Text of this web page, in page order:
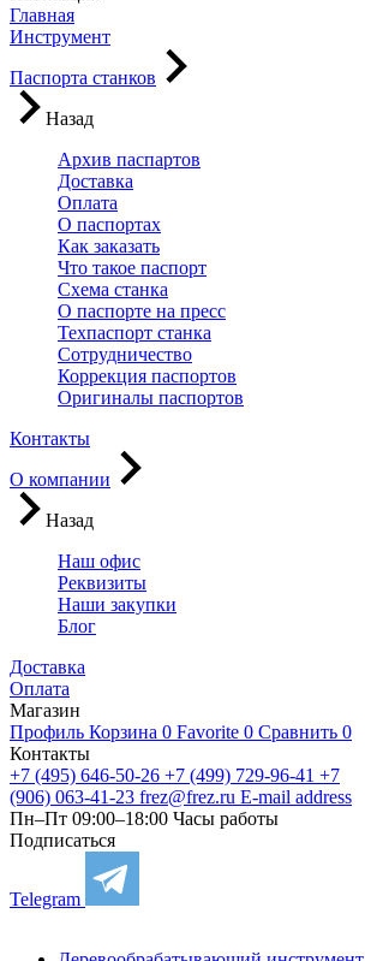
Главная
Инструмент
Паспорта станков
Назад
Архив паспартов
Доставка
Оплата
О паспортах
Как заказать
Что такое паспорт
Схема станка
О паспорте на пресс
Техпаспорт станка
Сотрудничество
Коррекция паспортов
Оригиналы паспортов
Контакты
О компании
Назад
Наш офис
Реквизиты
Наши закупки
Блог
Доставка
Оплата
Магазин
Профиль Корзина 0 Favorite 0 Сравнить 0
Контакты
+7 (495) 646-50-26 +7 (499) 729-96-41 +7
(906) 063-41-23 frez@frez.ru E-mail address
Пн–Пт 09:00–18:00 Часы работы
Подписаться
Telegram